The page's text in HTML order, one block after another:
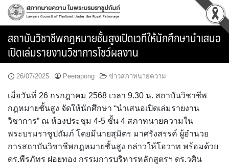
Skip
สถาบันวิชาชีพกฎหมายชั้นสูงเปิดเวทีให้นักศึกษานำเสนอ
เปิดเล่มรายงานวิชาการโชว์ผลงาน
26/07/2025 Peerapong ข่าวสภาทนายความ
เมื่อวันที่ 26 กรกฎาคม 2568 เวลา 9.30 น. สถาบันวิชาชีพ
กฎหมายชั้นสูง จัดให้นักศึกษา “นำเสนอเปิดเล่มรายงาน
วิชาการ” ณ ห้องประชุม 4-5 ชั้น 4 สภาทนายความใน
พระบรมราชูปถัมภ์ โดยมีนายสุมิตร มาศรังสรรค์ ผู้อำนวย
การสถาบันวิชาชีพกฎหมายชั้นสูง กล่าวให้โอวาท พร้อมด้วย
ดร.พีรภัทร ฝอยทอง กรรมการบริหารหลักสูตรฯ ดร.วศิน